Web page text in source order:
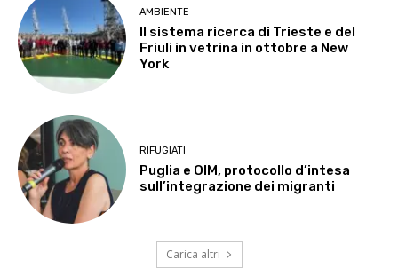
AMBIENTE
Il sistema ricerca di Trieste e del
Friuli in vetrina in ottobre a New
York
RIFUGIATI
Puglia e OIM, protocollo d’intesa
sull’integrazione dei migranti
Carica altri